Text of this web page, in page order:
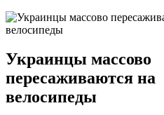
Украинцы массово
пересаживаются на
велосипеды